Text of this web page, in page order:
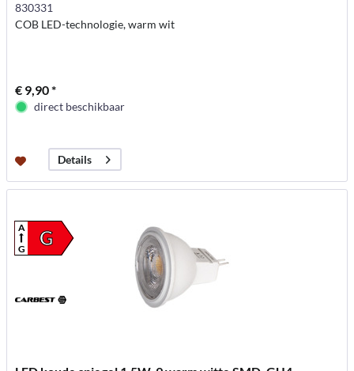
830331
COB LED-technologie, warm wit
€ 9,90 *
direct beschikbaar
Details
G
A
G